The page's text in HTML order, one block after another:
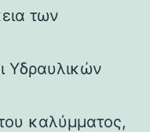
των
Υδραυλικών
καλύμματος,